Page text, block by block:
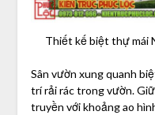
Thiết kế biệt thự mái
Sân vườn xung quanh
trí rải rác trong vườn.
truyền với khoảng ao